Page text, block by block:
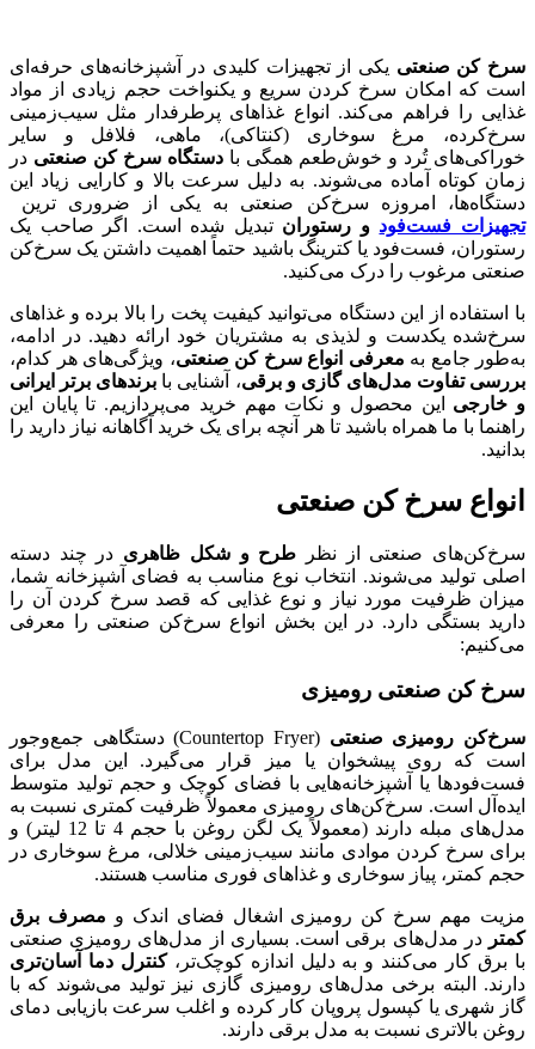
سرخ‌ کن صنعتی یکی از تجهیزات کلیدی در آشپزخانه‌های حرفه‌ای
است که امکان سرخ کردن سریع و یکنواخت حجم زیادی از مواد
غذایی را فراهم می‌کند. انواع غذاهای پرطرفدار مثل سیب‌زمینی
سرخ‌کرده، مرغ سوخاری (کنتاکی)، ماهی، فلافل و سایر
خوراکی‌های تُرد و خوش‌طعم همگی با دستگاه سرخ کن صنعتی در
زمان کوتاه آماده می‌شوند. به دلیل سرعت بالا و کارایی زیاد این
دستگاه‌ها، امروزه سرخ‌کن صنعتی به یکی از ضروری ترین
تجهیزات فست‌فود و رستوران‌ تبدیل شده است. اگر صاحب یک
رستوران، فست‌فود یا کترینگ باشید حتماً اهمیت داشتن یک سرخ‌کن
صنعتی مرغوب را درک می‌کنید.
با استفاده از این دستگاه می‌توانید کیفیت پخت را بالا برده و غذاهای
سرخ‌شده یکدست و لذیذی به مشتریان خود ارائه دهید. در ادامه،
به‌طور جامع به معرفی انواع سرخ‌ کن صنعتی، ویژگی‌های هر کدام،
بررسی تفاوت مدل‌های گازی و برقی، آشنایی با برندهای برتر ایرانی
و خارجی این محصول و نکات مهم خرید می‌پردازیم. تا پایان این
راهنما با ما همراه باشید تا هر آنچه برای یک خرید آگاهانه نیاز دارید را
بدانید.
انواع سرخ کن صنعتی
سرخ‌کن‌های صنعتی از نظر طرح و شکل ظاهری در چند دسته
اصلی تولید می‌شوند. انتخاب نوع مناسب به فضای آشپزخانه شما،
میزان ظرفیت مورد نیاز و نوع غذایی که قصد سرخ کردن آن را
دارید بستگی دارد. در این بخش انواع سرخ‌کن صنعتی را معرفی
می‌کنیم:
سرخ کن صنعتی رومیزی
سرخ‌کن رومیزی صنعتی
(Countertop Fryer) دستگاهی جمع‌وجور
است که روی پیشخوان یا میز قرار می‌گیرد. این مدل برای
فست‌فودها یا آشپزخانه‌هایی با فضای کوچک و حجم تولید متوسط
ایده‌آل است. سرخ‌کن‌های رومیزی معمولاً ظرفیت کمتری نسبت به
مدل‌های مبله دارند (معمولاً یک لگن روغن با حجم 4 تا 12 لیتر) و
برای سرخ کردن موادی مانند سیب‌زمینی خلالی، مرغ سوخاری در
حجم کمتر، پیاز سوخاری و غذاهای فوری مناسب هستند.
مزیت مهم سرخ‌ کن رومیزی اشغال فضای اندک و مصرف برق
کمتر در مدل‌های برقی است. بسیاری از مدل‌های رومیزی صنعتی
با برق کار می‌کنند و به دلیل اندازه کوچک‌تر،کنترل دما آسان‌تری
دارند. البته برخی مدل‌های رومیزی گازی نیز تولید می‌شوند که با
گاز شهری یا کپسول پروپان کار کرده و اغلب سرعت بازیابی دمای
روغن بالاتری نسبت به مدل برقی دارند.